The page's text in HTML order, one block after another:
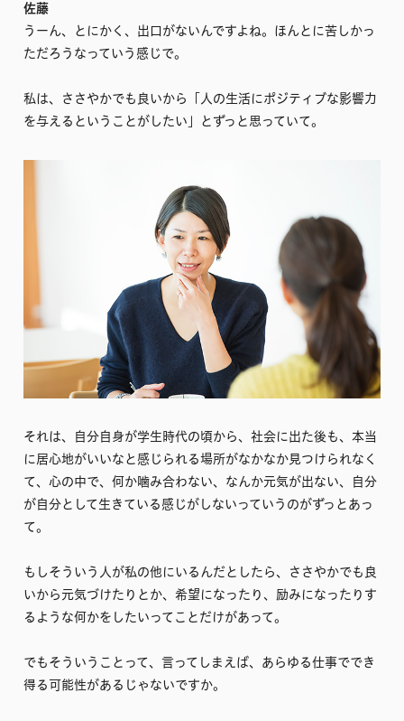
佐藤
うーん、とにかく、出口がないんですよね。ほんとに苦しかっ
ただろうなっていう感じで。
私は、ささやかでも良いから「人の生活にポジティブな影響力
を与えるということがしたい」とずっと思っていて。
それは、自分自身が学生時代の頃から、社会に出た後も、本当
に居心地がいいなと感じられる場所がなかなか見つけられなく
て、心の中で、何か噛み合わない、なんか元気が出ない、自分
が自分として生きている感じがしないっていうのがずっとあっ
て。
もしそういう人が私の他にいるんだとしたら、ささやかでも良
いから元気づけたりとか、希望になったり、励みになったりす
るような何かをしたいってことだけがあって。
でもそういうことって、言ってしまえば、あらゆる仕事ででき
得る可能性があるじゃないですか。